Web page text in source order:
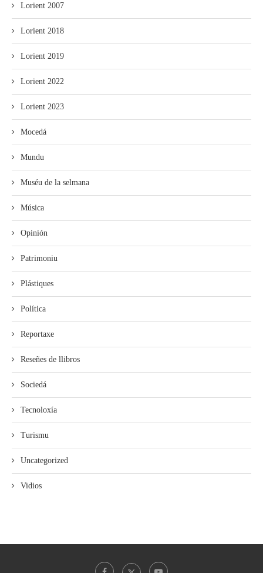
Lorient 2007
Lorient 2018
Lorient 2019
Lorient 2022
Lorient 2023
Mocedá
Mundu
Muséu de la selmana
Música
Opinión
Patrimoniu
Plástiques
Política
Reportaxe
Reseñes de llibros
Sociedá
Tecnoloxía
Turismu
Uncategorized
Vidios